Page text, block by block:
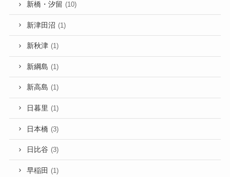
新橋・汐留 (10)
新津田沼 (1)
新秋津 (1)
新綱島 (1)
新高島 (1)
日暮里 (1)
日本橋 (3)
日比谷 (3)
早稲田 (1)